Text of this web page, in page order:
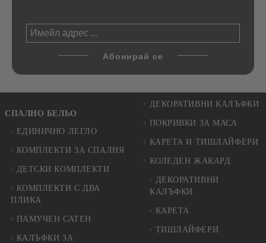
СПАЛНО БЕЛЬО
ЕДИНИЧНО ЛЕГЛО
КОМПЛЕКТИ ЗА СПАЛНЯ
ДЕТСКИ КОМПЛЕКТИ
КОМПЛЕКТИ С ДВА
ПЛИКА
ПАМУЧЕН САТЕН
КАЛЪФКИ ЗА
ДЕКОРАТИВНИ КАЛЪФКИ
ПОКРИВКИ ЗА МАСА
КАРЕТА И ТИШЛАЙФЕРИ
КОЛЕДЕН ЖАКАРД
ДЕКОРАТИВНИ
КАЛЪФКИ
КАРЕТА
ТИШЛАЙФЕРИ